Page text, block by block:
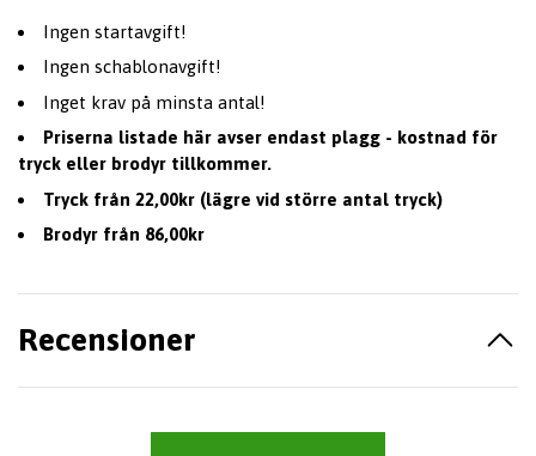
Ingen startavgift!
Ingen schablonavgift!
Inget krav på minsta antal!
Priserna listade här avser endast plagg - kostnad för
tryck eller brodyr tillkommer.
Tryck från 22,00kr (lägre vid större antal tryck)
Brodyr från 86,00kr
Recensioner